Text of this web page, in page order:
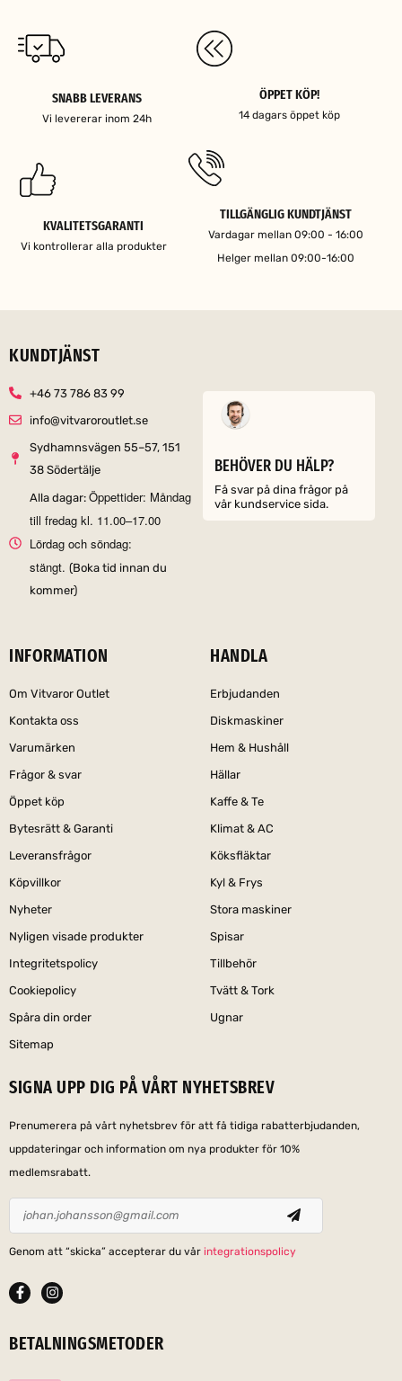
SNABB LEVERANS
Vi levererar inom 24h
ÖPPET KÖP!
14 dagars öppet köp
KVALITETSGARANTI
Vi kontrollerar alla produkter
TILLGÄNGLIG KUNDTJÄNST
Vardagar mellan 09:00 - 16:00
Helger mellan 09:00-16:00
KUNDTJÄNST
+46 73 786 83 99
info@vitvaroroutlet.se
Sydhamnsvägen 55–57, 151
38 Södertälje
Alla dagar: Öppettider: Måndag
till fredag kl. 11.00–17.00
Lördag och söndag:
stängt. (Boka tid innan du
kommer)
BEHÖVER DU HÄLP?
Få svar på dina frågor på
vår kundservice sida.
INFORMATION
Om Vitvaror Outlet
Kontakta oss
Varumärken
Frågor & svar
Öppet köp
Bytesrätt & Garanti
Leveransfrågor
Köpvillkor
Nyheter
Nyligen visade produkter
Integritetspolicy
Cookiepolicy
Spåra din order
Sitemap
HANDLA
Erbjudanden
Diskmaskiner
Hem & Hushåll
Hällar
Kaffe & Te
Klimat & AC
Köksfläktar
Kyl & Frys
Stora maskiner
Spisar
Tillbehör
Tvätt & Tork
Ugnar
SIGNA UPP DIG PÅ VÅRT NYHETSBREV
Prenumerera på vårt nyhetsbrev för att få tidiga rabatterbjudanden,
uppdateringar och information om nya produkter för 10%
medlemsrabatt.
Genom att “skicka” accepterar du vår integrationspolicy
BETALNINGSMETODER